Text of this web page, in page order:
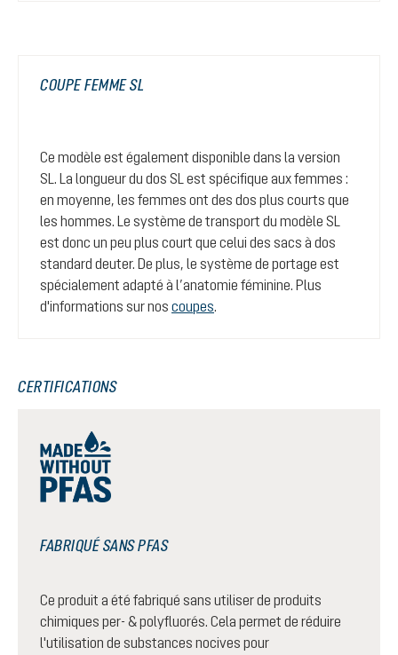
COUPE FEMME SL
Ce modèle est également disponible dans la version
SL. La longueur du dos SL est spécifique aux femmes :
en moyenne, les femmes ont des dos plus courts que
les hommes. Le système de transport du modèle SL
est donc un peu plus court que celui des sacs à dos
standard deuter. De plus, le système de portage est
spécialement adapté à l’anatomie féminine. Plus
d'informations sur nos coupes.
CERTIFICATIONS
FABRIQUÉ SANS PFAS
Ce produit a été fabriqué sans utiliser de produits
chimiques per- & polyfluorés. Cela permet de réduire
l'utilisation de substances nocives pour